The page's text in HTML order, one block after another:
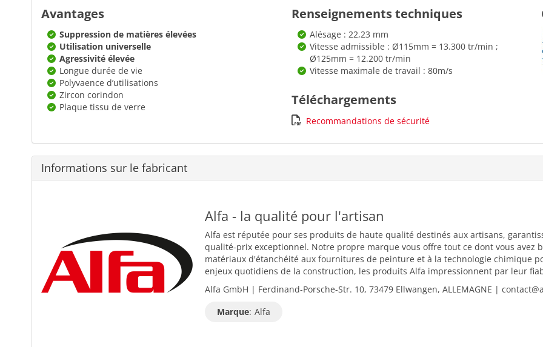
Avantages
Suppression de matières élevées
Utilisation universelle
Agressivité élevée
Longue durée de vie
Polyvaence d’utilisations
Zircon corindon
Plaque tissu de verre
Renseignements techniques
Alésage : 22,23 mm
Vitesse admissible : Ø115mm = 13.300 tr/min ;
Ø125mm = 12.200 tr/min
Vitesse maximale de travail : 80m/s
Téléchargements
Recommandations de sécurité
Informations sur le fabricant
Alfa - la qualité pour l'artisan
Alfa est réputée pour ses produits de haute qualité destinés aux artisans,
qualité-prix exceptionnel. Notre propre marque vous offre tout ce dont vous avez
matériaux d'étanchéité aux fournitures de peinture et à la technologie chimique
enjeux quotidiens de la construction, les produits Alfa impressionnent par leur
Alfa GmbH | Ferdinand-Porsche-Str. 10, 73479 Ellwangen, ALLEMAGNE |
Marque: Alfa